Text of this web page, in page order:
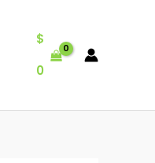
$
0